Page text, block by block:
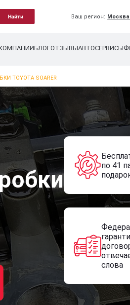
Найти Ваш регион:
БЛОГОТЗЫВЫАВТОСЕРВИСЫ
TOYOTA SOARER
по 41
слова